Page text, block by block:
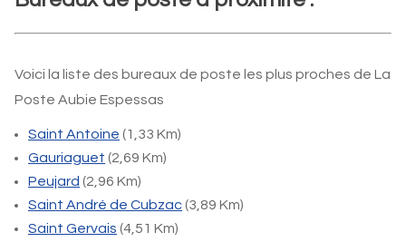
Voici la liste des bureaux de poste les plus proches de La
Poste Aubie Espessas
Saint Antoine (1,33 Km)
Gauriaguet (2,69 Km)
Peujard (2,96 Km)
Saint André de Cubzac(3,89 Km)
Saint Gervais (4,51 Km)